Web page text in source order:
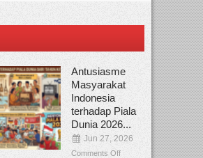
Antusiasme
Masyarakat
Indonesia
terhadap Piala
Dunia 2026...
Jun 27, 2026
Comments Off